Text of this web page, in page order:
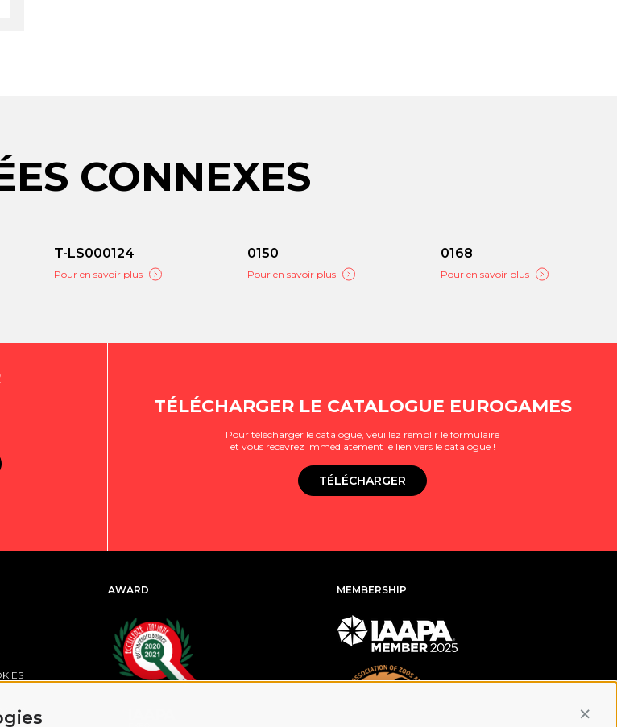
CONNEXES
T-LS000124
Pour en savoir plus
0150
Pour en savoir plus
0168
Pour en savoir plus
TÉLÉCHARGER LE CATALOGUE EUROGAMES
Pour télécharger le catalogue, veuillez remplir le formulaire
et vous recevrez immédiatement le lien vers le catalogue !
TÉLÉCHARGER
AWARD MEMBERSHIP